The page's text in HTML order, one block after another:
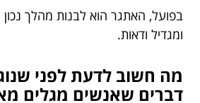
בפועל, האתגר הוא לבנות מהלך נכון
ומגדיל ודאות.
דברים שאנשים מגלים